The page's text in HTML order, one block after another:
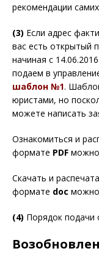
рекомендации
(3) Если адрес
вас есть открытый
начиная с
подаем в
шаблон №1.
юристами, но
можете написать
Ознакомиться и
формате PDF
Скачать и
формате doc
(4) Порядок подачи